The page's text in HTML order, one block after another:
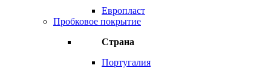
Европласт
Пробковое покрытие
Страна
Португалия